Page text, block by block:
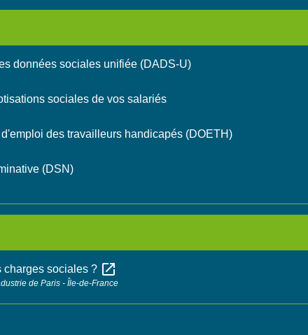
données sociales unifiée (DADS-U)
sociales de vos salariés
des travailleurs handicapés (DOETH)
(DSN)
charges sociales ? open_in_new
de Paris - Île-de-France